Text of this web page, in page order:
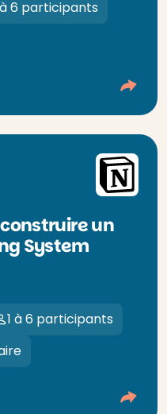
à 6 participants
un
System
1 à 6 participants